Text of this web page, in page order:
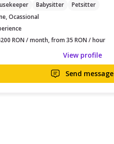
Babysitter
Petsitter
Ocassional
RON / month, from 35 RON / hour
View profile
Send message